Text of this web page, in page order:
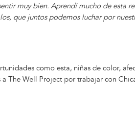
muy bien. Aprendí mucho de esta
que juntos podemos luchar por
como esta, niñas de color,
The Well Project por trabajar con